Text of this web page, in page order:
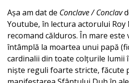
Așa am dat de Conclave / Conclav
Youtube, în lectura actorului Roy
recomand călduros. În mare este
întâmplă la moartea unui papă
cardinalii din toate colțurile lumii
niște reguli foarte stricte, făcute